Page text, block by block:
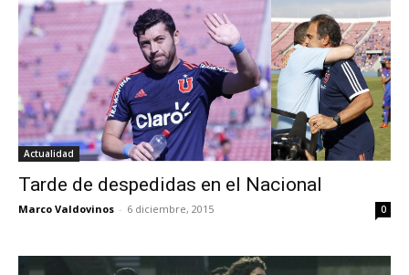
Actualidad
Tarde de despedidas en el Nacional
Marco Valdovinos - 6 diciembre, 2015 0